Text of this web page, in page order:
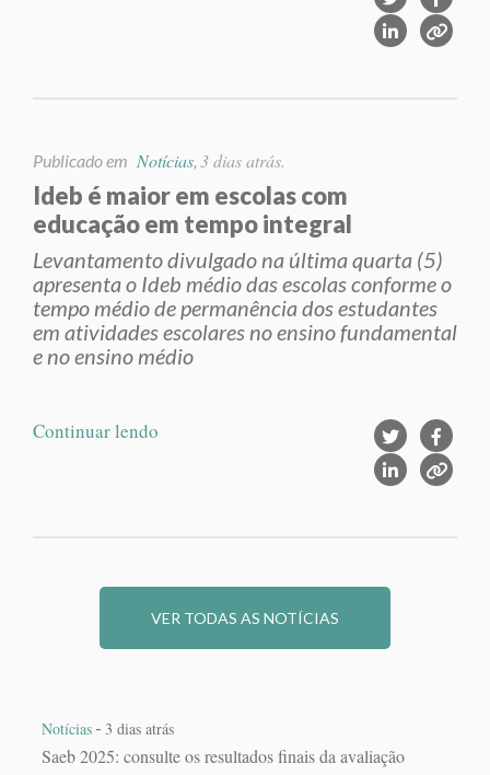
Publicado em Notícias, 3 dias atrás.
Ideb é maior em escolas com
educação em tempo integral
Levantamento divulgado na última quarta (5)
apresenta o Ideb médio das escolas conforme o
tempo médio de permanência dos estudantes
em atividades escolares no ensino fundamental
e no ensino médio
Continuar lendo
VER TODAS AS NOTÍCIAS
Notícias - 3 dias atrás
Saeb 2025: consulte os resultados finais da avaliação